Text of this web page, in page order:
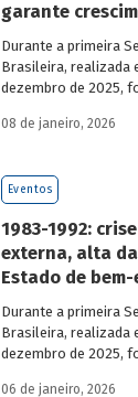
garante
Durante a primeira
Brasileira, realizada
dezembro de 2025,
economia do país
economistas
08 de janeiro, 2026
Eventos
1983-1992:
externa, alta
Estado de
Durante a primeira
Brasileira, realizada
dezembro de 2025,
06 de janeiro, 2026